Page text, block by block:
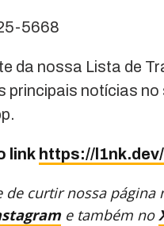
5668
da nossa Lista de
principais notícias no
link https://
de curtir nossa página
e também no